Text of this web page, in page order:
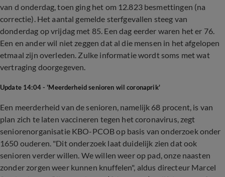
van d onderdag, toen ging het om 12.823 besmettingen (na
correctie). Het aantal gemelde sterfgevallen steeg van
donderdag op vrijdag met 85. Een dag eerder waren het er 76.
Een en ander wil niet zeggen dat al die mensen in het afgelopen
etmaal zijn overleden. Zulke informatie wordt soms met wat
vertraging doorgegeven.
Update 14:04 - 'Meerderheid senioren wil coronaprik'
Een meerderheid van de senioren, namelijk 68 procent, is van
plan zich te laten vaccineren tegen het coronavirus, zegt
seniorenorganisatie KBO-PCOB op basis van onderzoek onder
1650 ouderen. "Dit onderzoek laat duidelijk zien dat ook
senioren verder willen. We willen weer op pad, onze naasten
zonder zorgen weer kunnen knuffelen", aldus directeur Marcel